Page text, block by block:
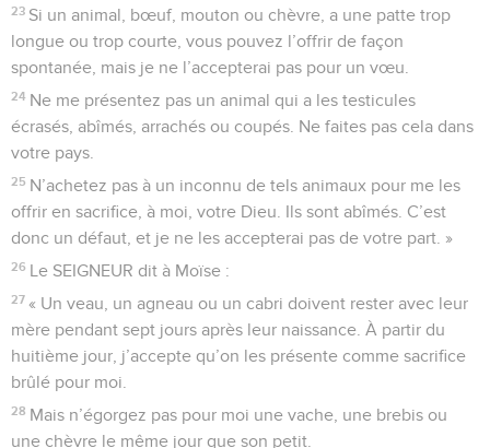
23 Si un animal, bœuf, mouton ou chèvre, a une patte trop
longue ou trop courte, vous pouvez l’offrir de façon
spontanée, mais je ne l’accepterai pas pour un vœu.
24 Ne me présentez pas un animal qui a les testicules
écrasés, abîmés, arrachés ou coupés. Ne faites pas cela dans
votre pays.
25 N’achetez pas à un inconnu de tels animaux pour me les
offrir en sacrifice, à moi, votre Dieu. Ils sont abîmés. C’est
donc un défaut, et je ne les accepterai pas de votre part. »
26 Le SEIGNEUR dit à Moïse :
27 « Un veau, un agneau ou un cabri doivent rester avec leur
mère pendant sept jours après leur naissance. À partir du
huitième jour, j’accepte qu’on les présente comme sacrifice
brûlé pour moi.
28 Mais n’égorgez pas pour moi une vache, une brebis ou
une chèvre le même jour que son petit.